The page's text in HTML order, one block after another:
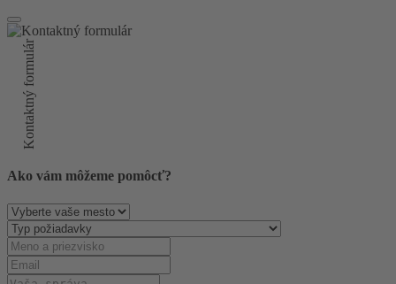
Kontaktný formulár
Ako vám môžeme pomôcť?